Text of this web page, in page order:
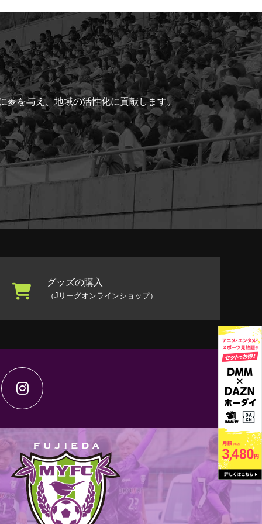
夢を与え、地域の活性化に貢献します。
グッズの購入
（Jリーグオンラインショップ）